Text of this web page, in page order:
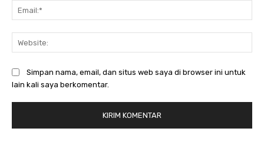
Simpan nama, email, dan situs web saya di browser ini untuk
lain kali saya berkomentar.